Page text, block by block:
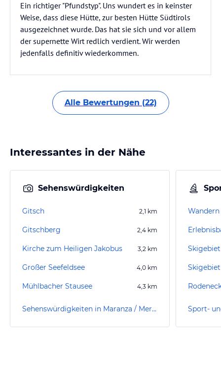
Ein richtiger "Pfundstyp". Uns wundert es in keinster
Weise, dass diese Hütte, zur besten Hütte Südtirols
ausgezeichnet wurde. Das hat sie sich und vor allem
der supernette Wirt redlich verdient. Wir werden
jedenfalls definitiv wiederkommen.
Alle Bewertungen (22)
Interessantes in der Nähe
Sehenswürdigkeiten
Gitsch 2,1 km
Gitschberg 2,4 km
Kirche zum Heiligen Jakobus 3,2 km
Großer Seefeldsee 4,0 km
Mühlbacher Stausee 4,3 km
Sehenswürdigkeiten in Maranza / Meransen